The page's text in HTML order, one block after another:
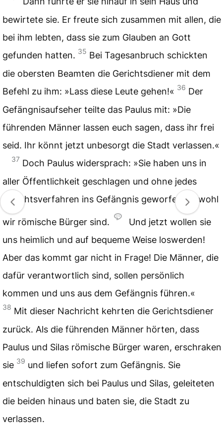
bewirtete sie. Er freute sich zusammen mit allen, die
bei ihm lebten, dass sie zum Glauben an Gott
gefunden hatten. 35 Bei Tagesanbruch schickten
die obersten Beamten die Gerichtsdiener mit dem
Befehl zu ihm: »Lass diese Leute gehen!« 36 Der
Gefängnisaufseher teilte das Paulus mit: »Die
führenden Männer lassen euch sagen, dass ihr frei
seid. Ihr könnt jetzt unbesorgt die Stadt verlassen.«
37 Doch Paulus widersprach: »Sie haben uns in
aller Öffentlichkeit geschlagen und ohne jedes
Gerichtsverfahren ins Gefängnis geworfen, obwohl
wir römische Bürger sind.
Und jetzt wollen sie
uns heimlich und auf bequeme Weise loswerden!
Aber das kommt gar nicht in Frage! Die Männer, die
dafür verantwortlich sind, sollen persönlich
kommen und uns aus dem Gefängnis führen.«
38 Mit dieser Nachricht kehrten die Gerichtsdiener
zurück. Als die führenden Männer hörten, dass
Paulus und Silas römische Bürger waren, erschraken
sie 39 und liefen sofort zum Gefängnis. Sie
entschuldigten sich bei Paulus und Silas, geleiteten
die beiden hinaus und baten sie, die Stadt zu
verlassen.